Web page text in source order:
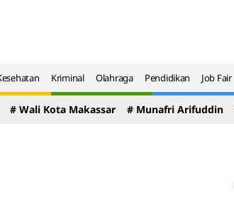
Kriminal Olahraga Pendidikan Job Fair
# Wali Kota Makassar # Munafri Arifuddin